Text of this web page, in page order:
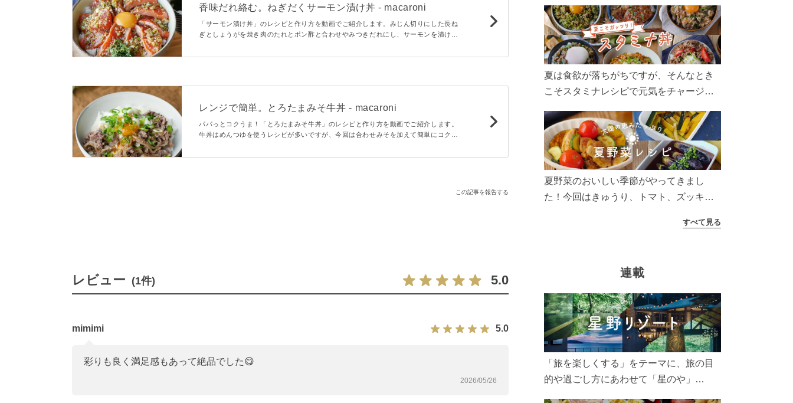
香味だれ絡む。ねぎだくサーモン漬け丼 - macaroni
「サーモン漬け丼」のレシピと作り方を動画でご紹介します。みじん切りにした長ね
ぎとしょうがを焼き肉のたれとポン酢と合わせやみつきだれにし、サーモンを漬け込
をそそるひと品です。
レンジで簡単。とろたまみそ牛丼 - macaroni
パパっとコクうま！「とろたまみそ牛丼」のレシピと作り方を動画でご紹介します。
牛丼はめんつゆを使うレシピが多いですが、今回は合わせみそを加えて簡単にコクう
単に作れるので時間がない時にもぴったりですよ。
この記事を報告する
レビュー (1件) 5.0
mimimi 5.0
彩りも良く満足感もあって絶品でした😋
2026/05/26
ん、製造現場や品質へのこだわりまで。
こめ油をもっと好きになるコンテンツを
ぜひお楽しみください。
夏は食欲が落ちがちですが、そんなとき
こそスタミナレシピで元気をチャージ！
リ食べて、夏バテを吹き飛ばしましょ
う！
夏野菜のおいしい季節がやってきまし
た！今回はきゅうり、トマト、ズッキー
太陽の光をたっぷりあびた夏野菜は栄養
すべて見る
連載
「旅を楽しくする」をテーマに、旅の目
的や過ごし方にあわせて「星のや」